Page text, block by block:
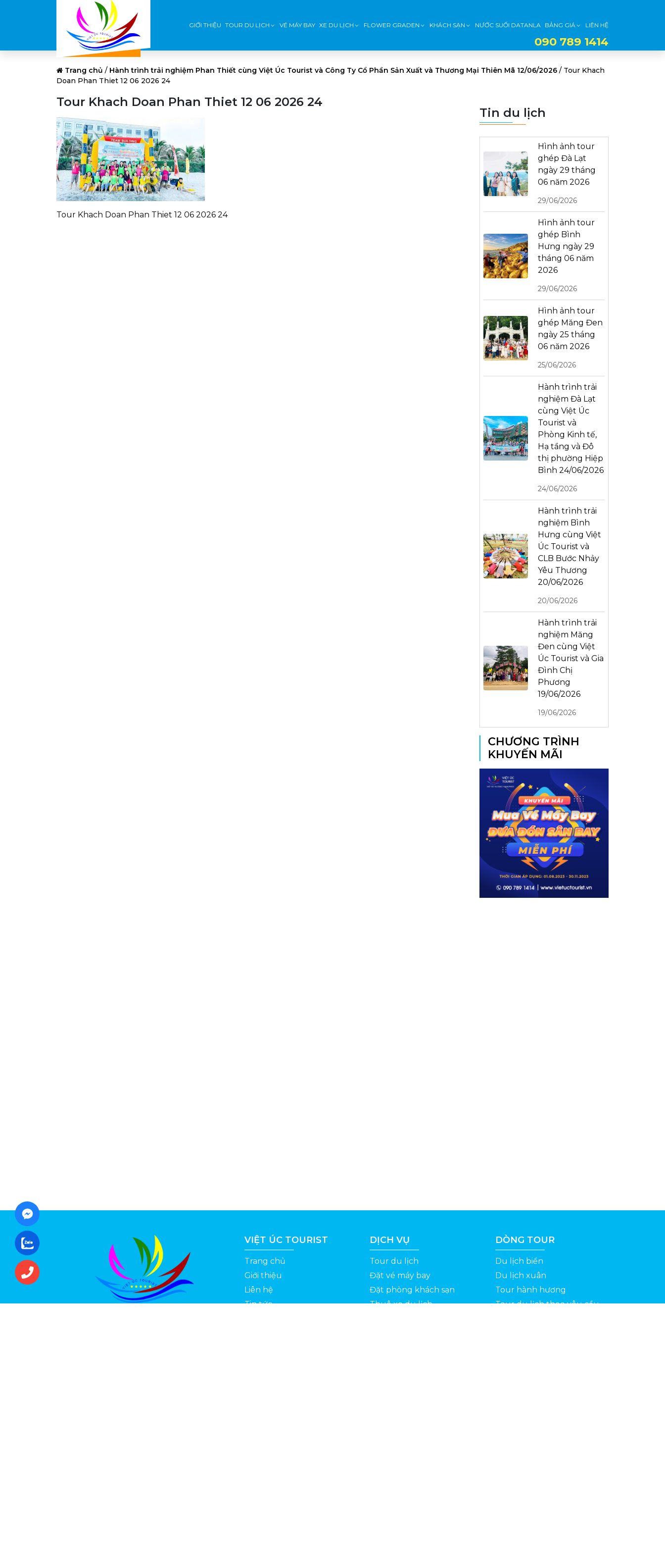
GIỚI THIỆU TOUR DU LỊCH VÉ MÁY BAY XE DU LỊCH FLOWER GRADEN KHÁCH SẠN NƯỚC SUỐI DATANLA BẢNG GIÁ LIÊN HỆ
090 789 1414
Trang chủ / Hành trình trải nghiệm Phan Thiết cùng Việt Úc Tourist và Công Ty Cổ Phần Sản Xuất và Thương Mại Thiên Mã 12/06/2026 / Tour Khach
Doan Phan Thiet 12 06 2026 24
Tour Khach Doan Phan Thiet 12 06 2026 24
Tour Khach Doan Phan Thiet 12 06 2026 24
Tin du lịch
Hình ảnh tour
ghép Đà Lạt
ngày 29 tháng
06 năm 2026
29/06/2026
Hình ảnh tour
ghép Bình
Hưng ngày 29
tháng 06 năm
2026
29/06/2026
Hình ảnh tour
ghép Măng Đen
ngày 25 tháng
06 năm 2026
25/06/2026
Hành trình trải
nghiệm Đà Lạt
cùng Việt Úc
Tourist và
Phòng Kinh tế,
Hạ tầng và Đô
thị phường Hiệp
Bình 24/06/2026
24/06/2026
Hành trình trải
nghiệm Bình
Hưng cùng Việt
Úc Tourist và
CLB Bước Nhảy
Yêu Thương
20/06/2026
20/06/2026
Hành trình trải
nghiệm Măng
Đen cùng Việt
Úc Tourist và Gia
Đình Chị
Phương
19/06/2026
19/06/2026
CHƯƠNG TRÌNH
KHUYẾN MÃI
VIỆT ÚC TOURIST
Trang chủ
Giới thiệu
Liên hệ
Tin tức
DỊCH VỤ
Tour du lịch
Đặt vé máy bay
Đặt phòng khách sạn
Thuê xe du lịch
DÒNG TOUR
Du lịch biển
Du lịch xuân
Tour hành hương
Tour du lịch theo yêu cầu